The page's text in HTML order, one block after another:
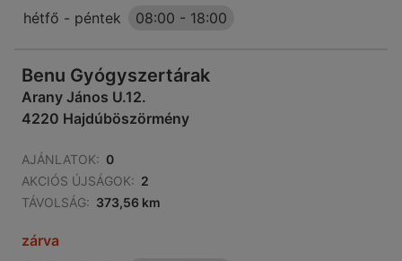
hétfő - péntek
08:00 - 18:00
Benu Gyógyszertárak
Arany János U.12.
4220 Hajdúböszörmény
AJÁNLATOK: 0
AKCIÓS ÚJSÁGOK: 2
TÁVOLSÁG: 373,56 km
zárva